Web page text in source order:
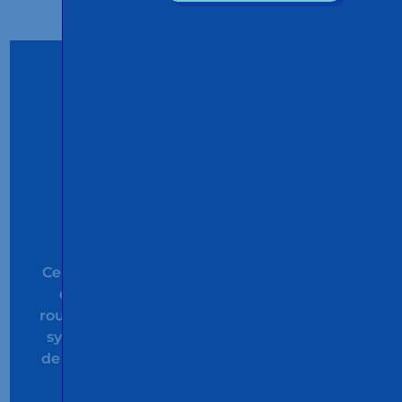
Certifie que nous répondons aux exigences
d'un système de gestion de la sécurité
routière qui nous permet d'interagir avec le
système routier afin de réduire le nombre
de morts et de blessés graves sur les routes